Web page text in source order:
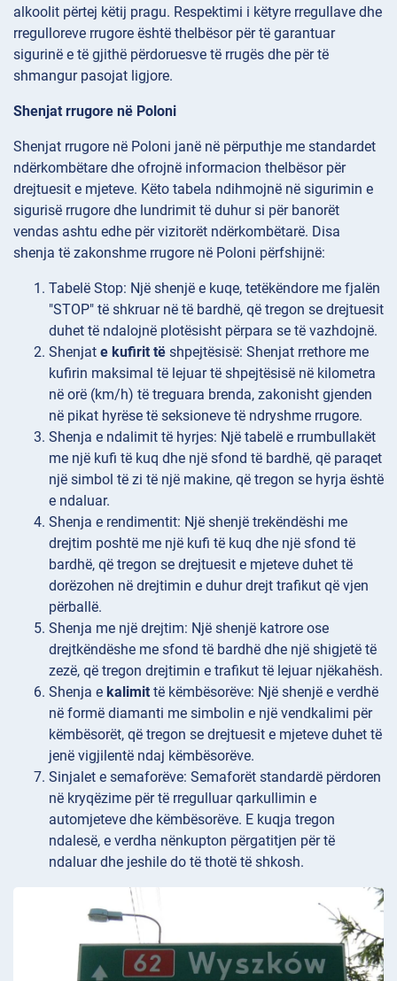
alkoolit përtej këtij pragu. Respektimi i këtyre rregullave dhe
rregulloreve rrugore është thelbësor për të garantuar
sigurinë e të gjithë përdoruesve të rrugës dhe për të
shmangur pasojat ligjore.
Shenjat rrugore në Poloni
Shenjat rrugore në Poloni janë në përputhje me standardet
ndërkombëtare dhe ofrojnë informacion thelbësor për
drejtuesit e mjeteve. Këto tabela ndihmojnë në sigurimin e
sigurisë rrugore dhe lundrimit të duhur si për banorët
vendas ashtu edhe për vizitorët ndërkombëtarë. Disa
shenja të zakonshme rrugore në Poloni përfshijnë:
Tabelë Stop: Një shenjë e kuqe, tetëkëndore me fjalën
"STOP" të shkruar në të bardhë, që tregon se drejtuesit
duhet të ndalojnë plotësisht përpara se të vazhdojnë.
Shenjat e kufirit të shpejtësisë: Shenjat rrethore me
kufirin maksimal të lejuar të shpejtësisë në kilometra
në orë (km/h) të treguara brenda, zakonisht gjenden
në pikat hyrëse të seksioneve të ndryshme rrugore.
Shenja e ndalimit të hyrjes: Një tabelë e rrumbullakët
me një kufi të kuq dhe një sfond të bardhë, që paraqet
një simbol të zi të një makine, që tregon se hyrja është
e ndaluar.
Shenja e rendimentit: Një shenjë trekëndëshi me
drejtim poshtë me një kufi të kuq dhe një sfond të
bardhë, që tregon se drejtuesit e mjeteve duhet të
dorëzohen në drejtimin e duhur drejt trafikut që vjen
përballë.
Shenja me një drejtim: Një shenjë katrore ose
drejtkëndëshe me sfond të bardhë dhe një shigjetë të
zezë, që tregon drejtimin e trafikut të lejuar njëkahësh.
Shenja e kalimit të këmbësorëve: Një shenjë e verdhë
në formë diamanti me simbolin e një vendkalimi për
këmbësorët, që tregon se drejtuesit e mjeteve duhet të
jenë vigjilentë ndaj këmbësorëve.
Sinjalet e semaforëve: Semaforët standardë përdoren
në kryqëzime për të rregulluar qarkullimin e
automjeteve dhe këmbësorëve. E kuqja tregon
ndalesë, e verdha nënkupton përgatitjen për të
ndaluar dhe jeshile do të thotë të shkosh.